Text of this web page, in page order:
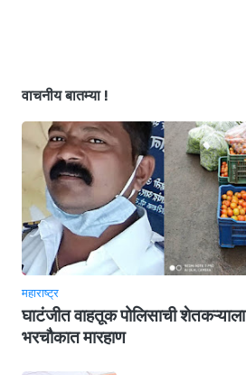
वाचनीय बातम्या !
महाराष्ट्र
घाटंजीत वाहतूक पोलिसाची शेतकऱ्याला
भरचौकात मारहाण